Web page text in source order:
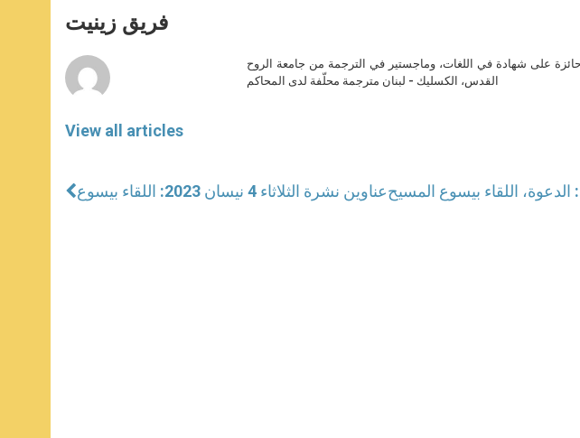
p
p
g
e
o
k
فريق زينيت
View all articles
على شهادة في اللغات، وماجستير في الترجمة من جامعة الروح
القدس، الكسليك - لبنان مترجمة محلّفة لدى المحاكم
عناوين نشرة الثلاثاء 4 نيسان 2023: اللقاء بيسوعالدعوة، اللقاء بيسوع المسيح